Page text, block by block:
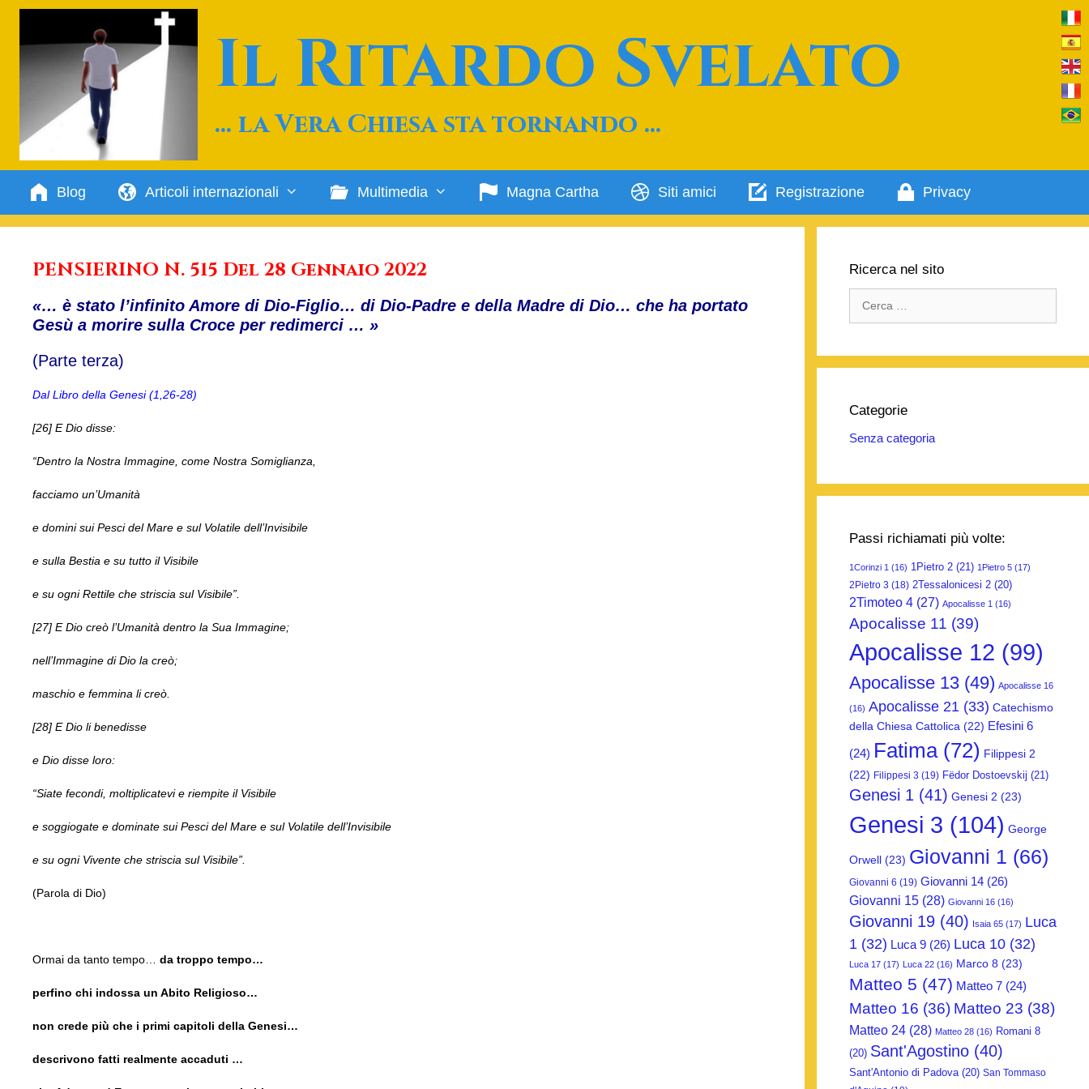
contenuto
Il Ritardo Svelato
… la Vera Chiesa sta tornando …
Blog Articoli internazionali Multimedia Magna Cartha Siti amici Registrazione Privacy
PENSIERINO N. 515 Del 28 Gennaio 2022
«… è stato l’infinito Amore di Dio-Figlio… di Dio-Padre e della Madre di Dio… che ha portato
Gesù a morire sulla Croce per redimerci … »
(Parte terza)
Dal Libro della Genesi (1,26-28)
[26] E Dio disse:
“Dentro la Nostra Immagine, come Nostra Somiglianza,
facciamo un’Umanità
e domini sui Pesci del Mare e sul Volatile dell’Invisibile
e sulla Bestia e su tutto il Visibile
e su ogni Rettile che striscia sul Visibile”.
[27] E Dio creò l’Umanità dentro la Sua Immagine;
nell’Immagine di Dio la creò;
maschio e femmina li creò.
[28] E Dio li benedisse
e Dio disse loro:
“Siate fecondi, moltiplicatevi e riempite il Visibile
e soggiogate e dominate sui Pesci del Mare e sul Volatile dell’Invisibile
e su ogni Vivente che striscia sul Visibile”.
(Parola di Dio)
Ormai da tanto tempo… da troppo tempo…
perfino chi indossa un Abito Religioso…
non crede più che i primi capitoli della Genesi…
descrivono fatti realmente accaduti …
Ricerca nel sito
per:
Categorie
Senza categoria
Passi richiamati più volte:
1Corinzi 1 (16) 1Pietro 2 (21) 1Pietro 5 (17)
2Pietro 3 (18) 2Tessalonicesi 2 (20)
2Timoteo 4 (27) Apocalisse 1 (16)
Apocalisse 11 (39)
Apocalisse 12 (99)
Apocalisse 13 (49) Apocalisse 16
(16) Apocalisse 21 (33) Catechismo
della Chiesa Cattolica (22) Efesini 6
(24) Fatima (72) Filippesi 2
(22) Filippesi 3 (19) Fëdor Dostoevskij (21)
Genesi 1 (41) Genesi 2 (23)
Genesi 3 (104) George
Orwell (23) Giovanni 1 (66)
Giovanni 6 (19) Giovanni 14 (26)
Giovanni 15 (28) Giovanni 16 (16)
Giovanni 19 (40) Isaia 65 (17) Luca
1 (32) Luca 9 (26) Luca 10 (32)
Luca 17 (17) Luca 22 (16) Marco 8 (23)
Matteo 5 (47) Matteo 7 (24)
Matteo 16 (36) Matteo 23 (38)
Matteo 24 (28) Matteo 28 (16) Romani 8
(20) Sant'Agostino (40)
Sant'Antonio di Padova (20) San Tommaso